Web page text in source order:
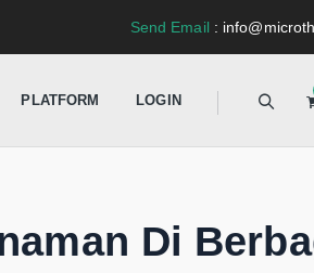
Send Email :
PLATFORM LOGIN
Di